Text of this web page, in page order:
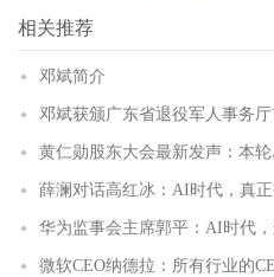
相关推荐
邓斌简介
邓斌获颁广东省退役军人事务
黄仁勋股东大会最新发声：本
薛澜对话高红冰：AI时代，真
华为监事会主席郭平：AI时代
微软CEO纳德拉：所有行业的